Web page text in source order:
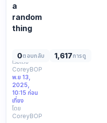
here
for
link:
xr…
a
random
thing
checking
different
pages
and
thought
i’d
share
เริ่มโดย
CoreyBOP
พ.ย 13,
2025,
10:15 ก่อน
เที่ยง
โดย
CoreyBOP
0ตอบกลับ 1,617การดู